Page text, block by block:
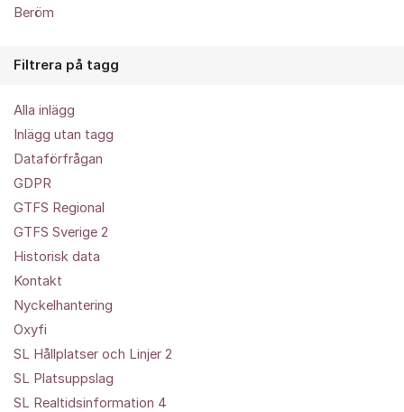
Beröm
Filtrera på tagg
Alla inlägg
Inlägg utan tagg
Dataförfrågan
GDPR
GTFS Regional
GTFS Sverige 2
Historisk data
Kontakt
Nyckelhantering
Oxyfi
SL Hållplatser och Linjer 2
SL Platsuppslag
SL Realtidsinformation 4